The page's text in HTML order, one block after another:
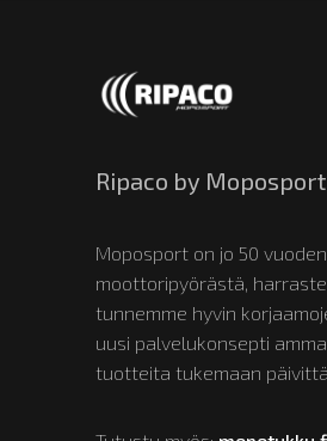
Ripaco by Moposport
Moposport on jo 50
moottoripyörästä,
tunnemme hyvin
uusi palvelukonsepti
tuotteita tukemaan